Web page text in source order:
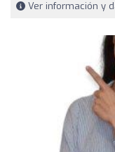
Ver información y